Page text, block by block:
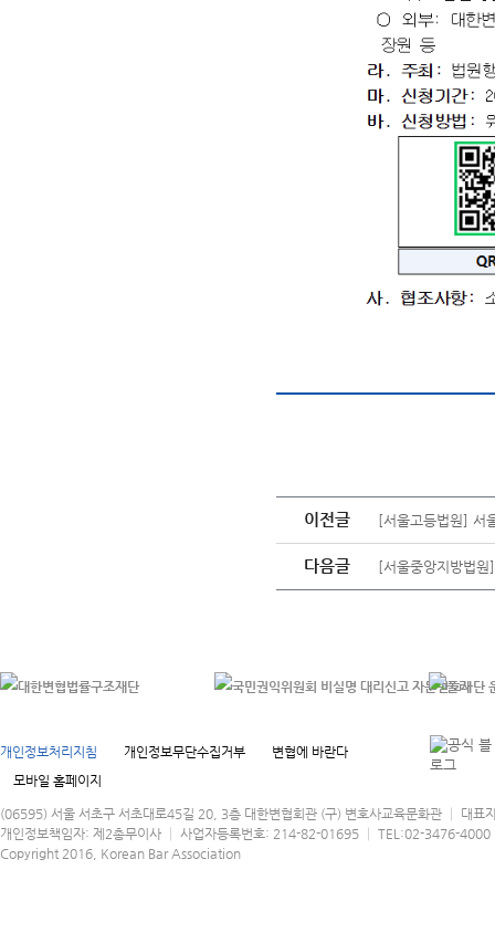
이전글 [서울고등법원] 서
다음글 [서울중앙지방법
개인정보처리지침 개인정보무단수집거부
변협에 바란다
모바일 홈페이지
(06595) 서울 서초구 서초대로45길 20, 3층 대한변협회관 (구) 변호사교육문화관 │ 대표
개인정보책임자: 제2총무이사 │ 사업자등록번호: 214-82-01695 │ TEL:02-3476-
Copyright 2016, Korean Bar Association